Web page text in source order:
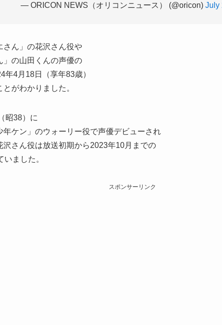
— ORICON NEWS（オリコンニュース） (@oricon) July
さん」の花沢さん役や
」の山田くんの声優の
年4月18日（享年83歳）
がわかりました。
昭38）に
年ケン」のウォーリー役で声優デビューされ
沢さん役は放送初期から2023年10月までの
ました。
スポンサーリンク